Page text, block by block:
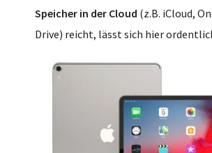
Speicher in der Cloud (z.B. iCloud,
Drive) reicht, lässt sich hier